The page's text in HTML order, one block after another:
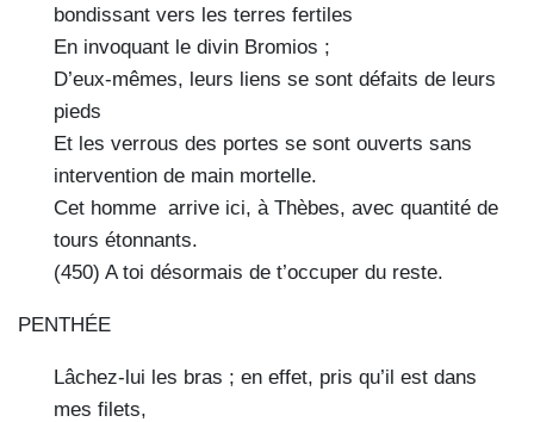
bondissant vers les terres fertiles
En invoquant le divin Bromios ;
D’eux-mêmes, leurs liens se sont défaits de leurs
pieds
Et les verrous des portes se sont ouverts sans
intervention de main mortelle.
Cet homme arrive ici, à Thèbes, avec quantité de
tours étonnants.
(450) A toi désormais de t’occuper du reste.
PENTHÉE
Lâchez-lui les bras ; en effet, pris qu’il est dans
mes filets,